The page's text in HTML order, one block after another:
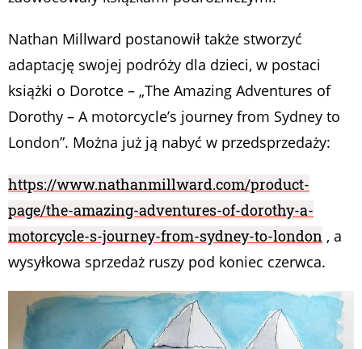
Nathan Millward postanowił także stworzyć
adaptację swojej podróży dla dzieci, w postaci
książki o Dorotce – „The Amazing Adventures of
Dorothy – A motorcycle’s journey from Sydney to
London”. Można już ją nabyć w przedsprzedaży:
https://www.nathanmillward.com/product-
page/the-amazing-adventures-of-dorothy-a-
motorcycle-s-journey-from-sydney-to-london , a
wysyłkowa sprzedaż ruszy pod koniec czerwca.